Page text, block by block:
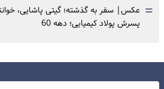
= عکس| سفر به گذشته؛ گیتی پاشایی،
پسرش پولاد کیمیایی؛ دهه 60